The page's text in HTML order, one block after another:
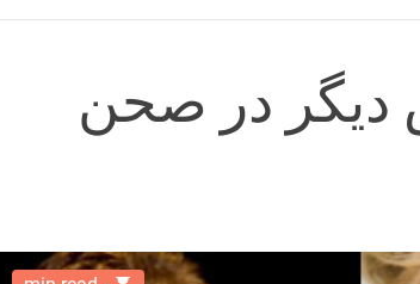
دیگر در صحن